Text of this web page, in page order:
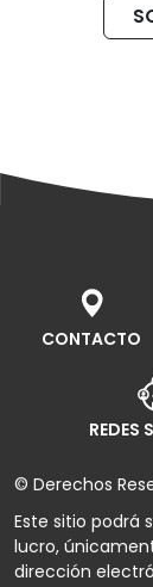
CONTACTO
REDES
© Derechos
Este sitio podrá
lucro,
dirección